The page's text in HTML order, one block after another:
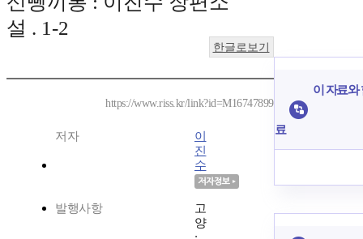
설 . 1-2
한글로보기
https://www.riss.kr/link?id=M16747899
저자
이
진
수
발행사항
고
양
이 자료와
료